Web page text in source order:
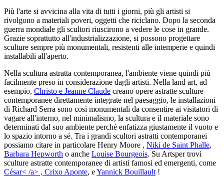
Più l'arte si avvicina alla vita di tutti i giorni, più gli artisti si
rivolgono a materiali poveri, oggetti che riciclano. Dopo la seconda
guerra mondiale gli scultori riuscirono a vedere le cose in grande.
Grazie soprattutto all'industrializzazione, si possono progettare
sculture sempre più monumentali, resistenti alle intemperie e quindi
installabili all'aperto.
Nella scultura astratta contemporanea, l'ambiente viene quindi più
facilmente preso in considerazione dagli artisti. Nella land art, ad
esempio, Christo e Jeanne Claude creano opere astratte sculture
contemporanee direttamente integrate nel paesaggio, le installazioni
di Richard Serra sono così monumentali da consentire ai visitatori di
vagare all'interno, nel minimalismo, la scultura e il materiale sono
determinati dal suo ambiente perché enfatizza giustamente il vuoto e
lo spazio intorno a sé. Tra i grandi scultori astratti contemporanei
possiamo citare in particolare Henry Moore , Niki de Saint Phalle,
Barbara Hepworth o anche Louise Bourgeois. Su Artsper trovi
sculture astratte contemporanee di artisti famosi ed emergenti, come
César< /a> , Crixo Aponte, eYannick Bouillault!